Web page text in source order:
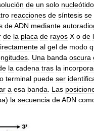
de un solo nucleótido
reacciones de síntesis se
deADN mediante
de la placa de rayos X o de
al gel de modo
. Una banda oscura
la cadena tras la
terminal puede ser
a esa banda. Las
) la secuencia deADN